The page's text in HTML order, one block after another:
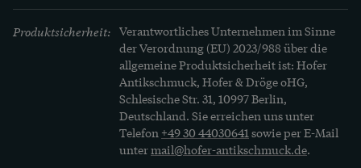
Produktsicherheit: Verantwortliches Unternehmen im Sinne
der Verordnung (EU) 2023/988 über die
allgemeine Produktsicherheit ist: Hofer
Antikschmuck, Hofer & Dröge oHG,
Schlesische Str. 31, 10997 Berlin,
Deutschland. Sie erreichen uns unter
Telefon +49 30 44030641sowie per E-Mail
untermail@hofer-antikschmuck.de.